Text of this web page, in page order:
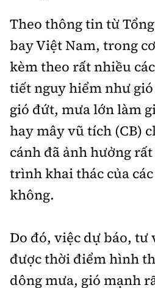
Thông tin tòa
Theo thông tin từ
bay Việt Nam, trong
kèm theo rất nhiều
tiết nguy hiểm như
gió đứt, mưa lớn làm
hay mây vũ tích (CB)
cánh đã ảnh hưởng
trình khai thác của
không.
Do đó, việc dự báo, tư
được thời điểm hình
dông mưa, gió mạnh